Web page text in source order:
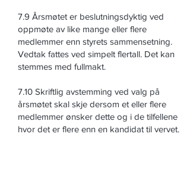
7.9 Årsmøtet er beslutningsdyktig ved
oppmøte av like mange eller flere
medlemmer enn styrets sammensetning.
Vedtak fattes ved simpelt flertall. Det kan
stemmes med fullmakt.
7.10 Skriftlig avstemming ved valg på
årsmøtet skal skje dersom et eller flere
medlemmer ønsker dette og i de tilfellene
hvor det er flere enn en kandidat til vervet.